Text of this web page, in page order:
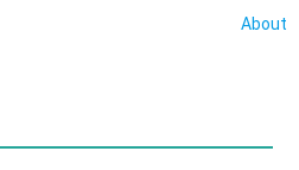
About